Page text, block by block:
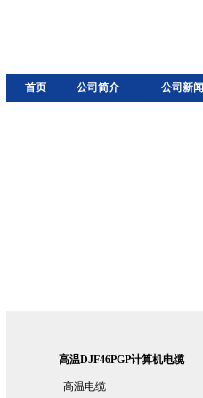
首页 公司简介 公司新闻
高温DJF46PGP计算机电缆
高温电缆